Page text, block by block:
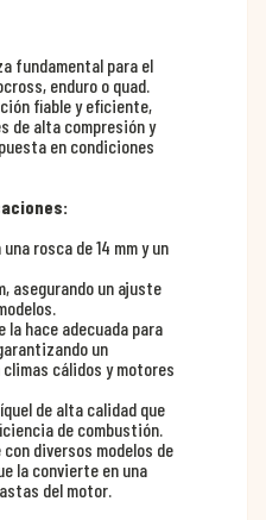
fundamental para el
enduro o quad.
fiable y eficiente,
de alta compresión y
en condiciones
rosca de 14 mm y un
asegurando un ajuste
la hace adecuada para
un
cálidos y motores
de alta calidad que
de combustión.
diversos modelos de
la convierte en una
del motor.